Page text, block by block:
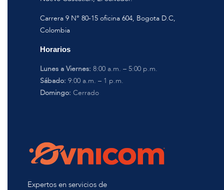
Carrera 9 N° 80-15 oficina 604, Bogota D.C,
Colombia
Horarios
Lunes a Viernes: 8:00 a.m. – 5:00 p.m.
Sábado: 9:00 a.m. – 1 p.m.
Domingo: Cerrado
Expertos en servicios de